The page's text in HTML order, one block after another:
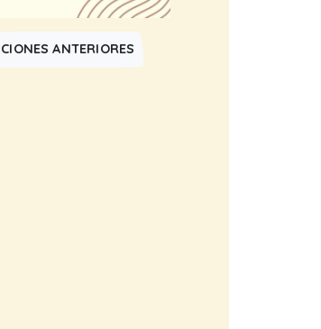
ANTERIORES